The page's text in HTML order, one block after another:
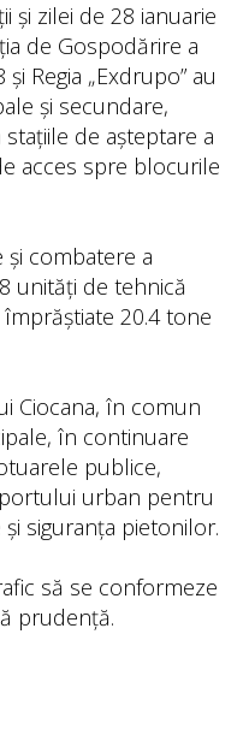
și zilei de 28 ianuarie
de Gospodărire a
Regia „Exdrupo” au
și secundare,
de așteptare a
acces spre blocurile
combatere a
unități de tehnică
20.4 tone
Ciocana, în comun
în continuare
publice,
urban pentru
siguranța pietonilor.
să se conformeze
prudență.